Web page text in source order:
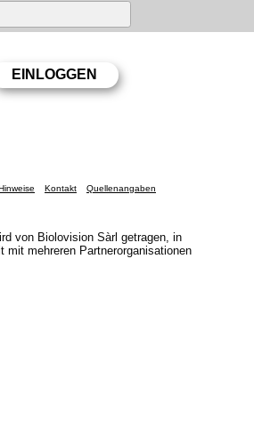
Kontakt Quellenangaben
von Biolovision Sàrl getragen, in
mit mehreren Partnerorganisationen